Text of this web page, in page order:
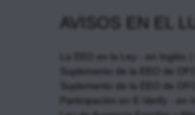
AVISOS EN EL
La EEO es la Ley - en Inglés
Suplemento de la EEO de
Suplemento de la EEO de
Participación en E-Verify - en